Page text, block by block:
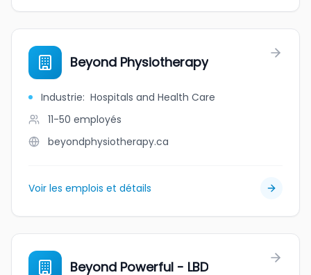
Beyond Physiotherapy
Industrie: Hospitals and Health Care
11-50 employés
beyondphysiotherapy.ca
Voir les emplois et détails
Beyond Powerful - LBD